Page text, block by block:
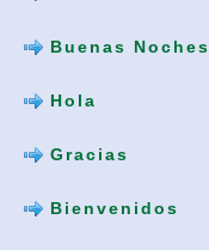
Buenas Noches
Hola
Gracias
Bienvenidos